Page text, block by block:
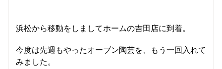
浜松から移動をしましてホームの吉田店に到着。
今度は先週もやったオーブン陶芸を、もう一回入れて
みました。